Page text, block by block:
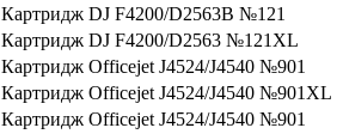
Картридж DJ F4200/D2563В №121
Картридж DJ F4200/D2563 №121XL
Картридж Officejet J4524/J4540 №901
Картридж Officejet J4524/J4540 №901XL
Картридж Officejet J4524/J4540 №901